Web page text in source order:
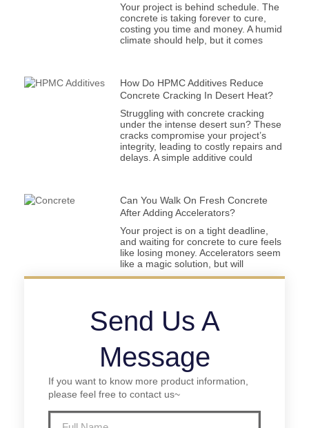
Your project is behind schedule. The
concrete is taking forever to cure,
costing you time and money. A humid
climate should help, but it comes
How Do HPMC Additives Reduce
Concrete Cracking In Desert Heat?
Struggling with concrete cracking
under the intense desert sun? These
cracks compromise your project’s
integrity, leading to costly repairs and
delays. A simple additive could
Can You Walk On Fresh Concrete
After Adding Accelerators?
Your project is on a tight deadline,
and waiting for concrete to cure feels
like losing money. Accelerators seem
like a magic solution, but will
Send Us A
Message
If you want to know more product information,
please feel free to contact us~